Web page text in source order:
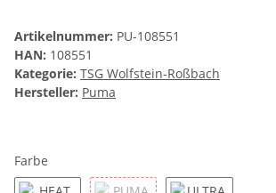
Artikelnummer: PU-108551
HAN: 108551
Kategorie: TSG Wolfstein-Roßbach
Hersteller: Puma
Farbe